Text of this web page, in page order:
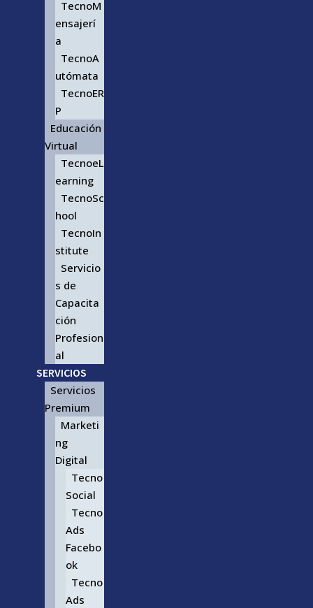
TecnoM
ensajerí
a
TecnoA
utómata
TecnoER
P
Educación
Virtual
TecnoeL
earning
TecnoSc
hool
TecnoIn
stitute
Servicio
s de
Capacita
ción
Profesion
al
SERVICIOS
Servicios
Premium
Marketi
ng
Digital
Tecno
Social
Tecno
Ads
Facebo
ok
Tecno
Ads